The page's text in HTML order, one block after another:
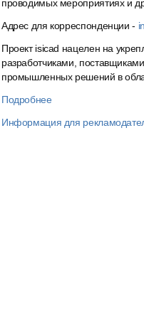
проводимых мероприятиях и
Адрес для корреспонденции -
Проект isicad нацелен на
разработчиками,
промышленных решений в
Подробнее
Информация для